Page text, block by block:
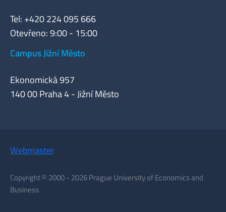
Tel: +420 224 095 666
Otevřeno: 9:00 - 15:00
Campus Jižní Město
Ekonomická 957
140 00 Praha 4 - Jižní Město
Webmaster
Copyright © 2000 - 2026 Prague University of Economics and
Business